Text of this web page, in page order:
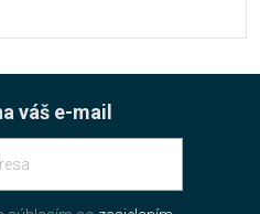
váš e-mail